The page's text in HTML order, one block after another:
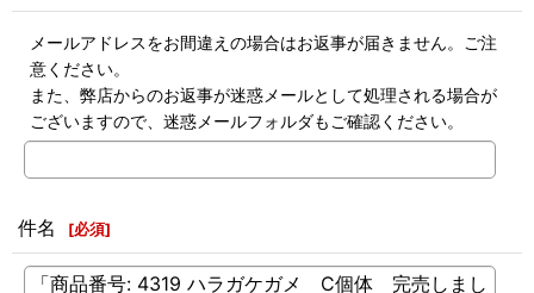
メールアドレスをお間違えの場合はお返事が届きません。ご注
意ください。
また、弊店からのお返事が迷惑メールとして処理される場合が
ございますので、迷惑メールフォルダもご確認ください。
件名 [必須]